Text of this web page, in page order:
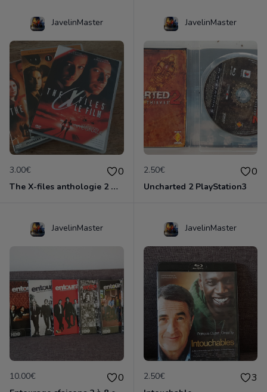
JavelinMaster
3.00€ 0
The X-files anthologie 2 DVD
JavelinMaster
2.50€ 0
Uncharted 2 PlayStation3
JavelinMaster
10.00€ 0
JavelinMaster
2.50€ 3